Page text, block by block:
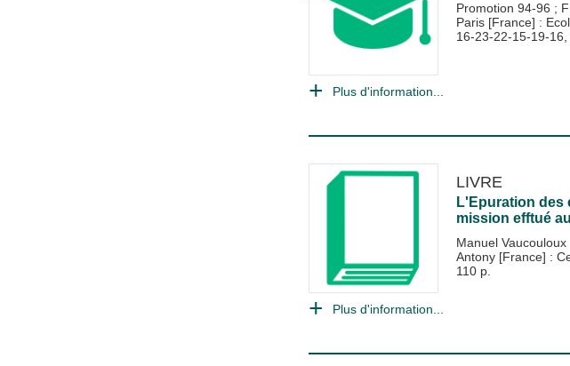
Promotion 94-96 ;
Paris [France] :
16-23-22-15-19-
Plus d'information...
LIVRE
L'Epuration des
mission efftué
Manuel Vaucouloux
Antony [France] :
110 p.
Plus d'information...